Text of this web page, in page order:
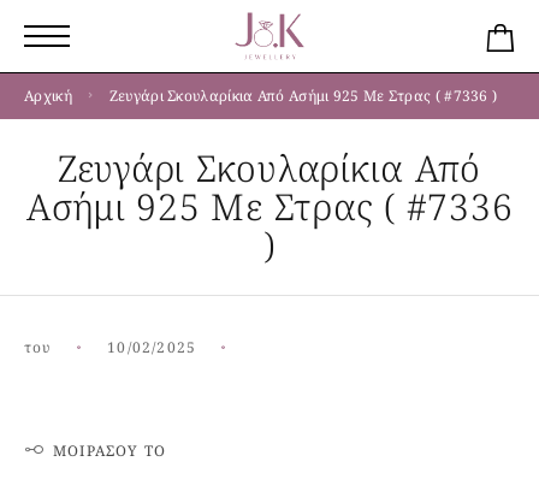
Αρχική Ζευγάρι Σκουλαρίκια Από Ασήμι 925 Με Στρας ( #7336 )
Ζευγάρι Σκουλαρίκια Από
Ασήμι 925 Με Στρας ( #7336
)
του 10/02/2025
ΜΟΙΡΆΣΟΥ ΤΟ